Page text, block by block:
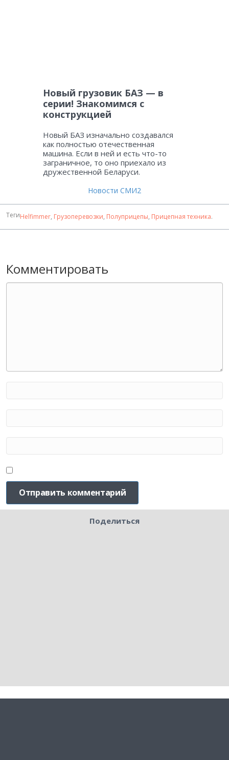
Новый грузовик БАЗ — в
серии! Знакомимся с
конструкцией
Новый БАЗ изначально создавался
как полностью отечественная
машина. Если в ней и есть что-то
заграничное, то оно приехало из
дружественной Беларуси.
Новости СМИ2
ТегиHelfimmer, Грузоперевозки, Полуприцепы, Прицепная техника.
Комментировать
Поделиться